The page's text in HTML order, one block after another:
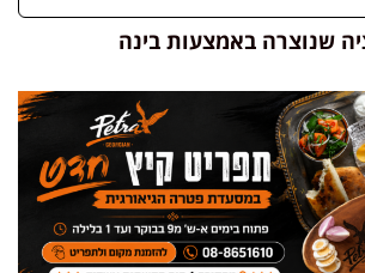
שנוצרה באמצעות בינה